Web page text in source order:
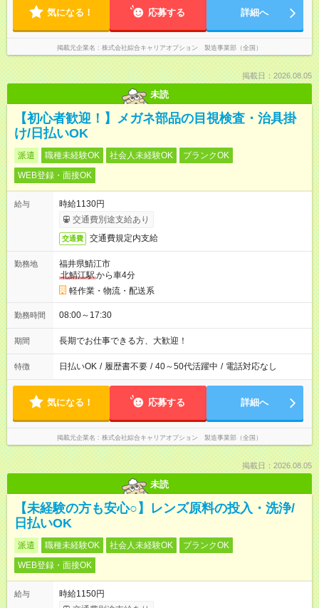
気になる！ 応募する 詳細へ
掲載元企業名 株式会社綜合キャリアオプション 製造事業部（全国）
掲載日：2026.08.05
未読
【初心者歓迎！】メガネ部品の目視検査・治具掛
け/日払いOK
派遣 職種未経験OK 社会人未経験OK
ブランクOK
WEB登録・面接OK
給与
時給1130円
交通費別途支給あり
交通費 交通費規定内支給
勤務地
福井県鯖江市
北鯖江駅から車4分
軽作業・物流・配送系
勤務時間 08:00～17:30
期間 長期でお仕事できる方、大歓迎！
特徴 日払いOK / 履歴書不要 / 40～50代活躍中 / 電話対応なし
気になる！ 応募する 詳細へ
掲載元企業名 株式会社綜合キャリアオプション 製造事業部（全国）
掲載日：2026.08.05
未読
【未経験の方も安心○】レンズ原料の投入・洗浄/
日払いOK
派遣 職種未経験OK 社会人未経験OK
ブランクOK
WEB登録・面接OK
給与
時給1150円